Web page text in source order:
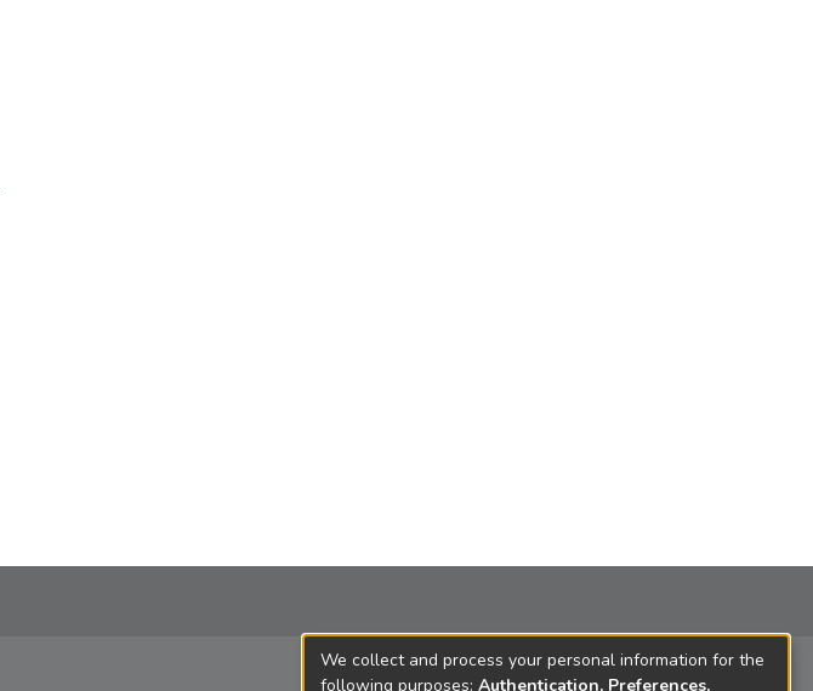
We collect and process your personal information for the
following purposes: Authentication, Preferences,